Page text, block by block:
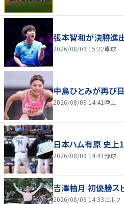
張本智和が決勝進
2026/08/09 15:22卓球
中島ひとみが再び
2026/08/09 14:41 陸上
日本ハム有原 史
2026/08/09 14:41 野球
吉澤柚月 初優勝ス
2026/08/09 14:33ゴルフ